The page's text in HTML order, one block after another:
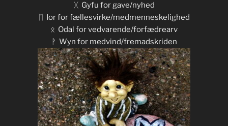
ᚷ Gyfu for gave/nyhed
ᛖ Ior for fællesvirke/medmenneskelighed
ᛟ Odal for vedvarende/forfædrearv
ᚹ Wyn for medvind/fremadskriden